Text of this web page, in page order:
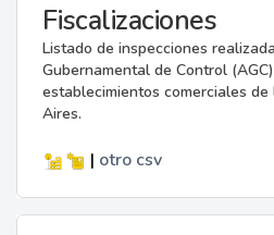
Fiscalizaciones
Listado de inspecciones
Gubernamental de Control
establecimientos comerciales de
Aires.
| otro csv